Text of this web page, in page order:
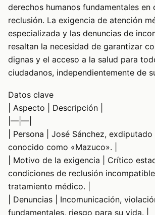
derechos humanos fundamentales en
reclusión. La exigencia de atención
especializada y las denuncias de
resaltan la necesidad de garantizar
dignas y el acceso a la salud para
ciudadanos, independientemente de
Datos clave
| Aspecto | Descripción |
|—|—|
| Persona | José Sánchez,
conocido como «Mazuco». |
| Motivo de la exigencia | Crítico
condiciones de reclusión
tratamiento médico. |
| Denuncias | Incomunicación,
fundamentales, riesgo para su vida. |